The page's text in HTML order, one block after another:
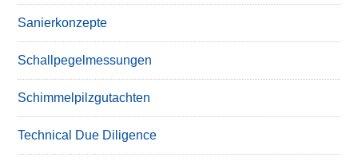
Sanierkonzepte
Schallpegelmessungen
Schimmelpilzgutachten
Technical Due Diligence